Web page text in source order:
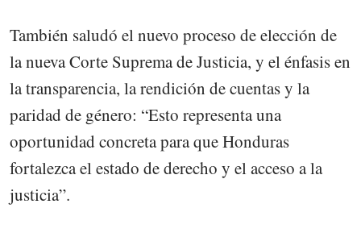
También saludó el nuevo proceso de elección de
la nueva Corte Suprema de Justicia, y el énfasis en
la transparencia, la rendición de cuentas y la
paridad de género: “Esto representa una
oportunidad concreta para que Honduras
fortalezca el estado de derecho y el acceso a la
justicia”.